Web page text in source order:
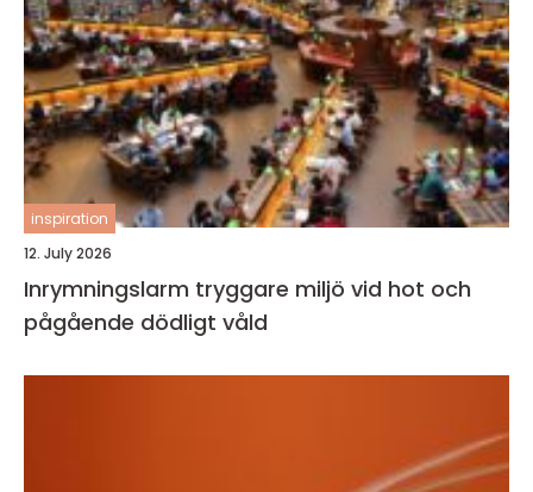
inspiration
12. July 2026
Inrymningslarm tryggare miljö vid hot och
pågående dödligt våld